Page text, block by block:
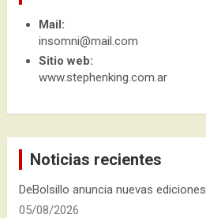
Mail:
insomni@mail.com
Sitio web:
www.stephenking.com.ar
Noticias recientes
DeBolsillo anuncia nuevas ediciones
05/08/2026